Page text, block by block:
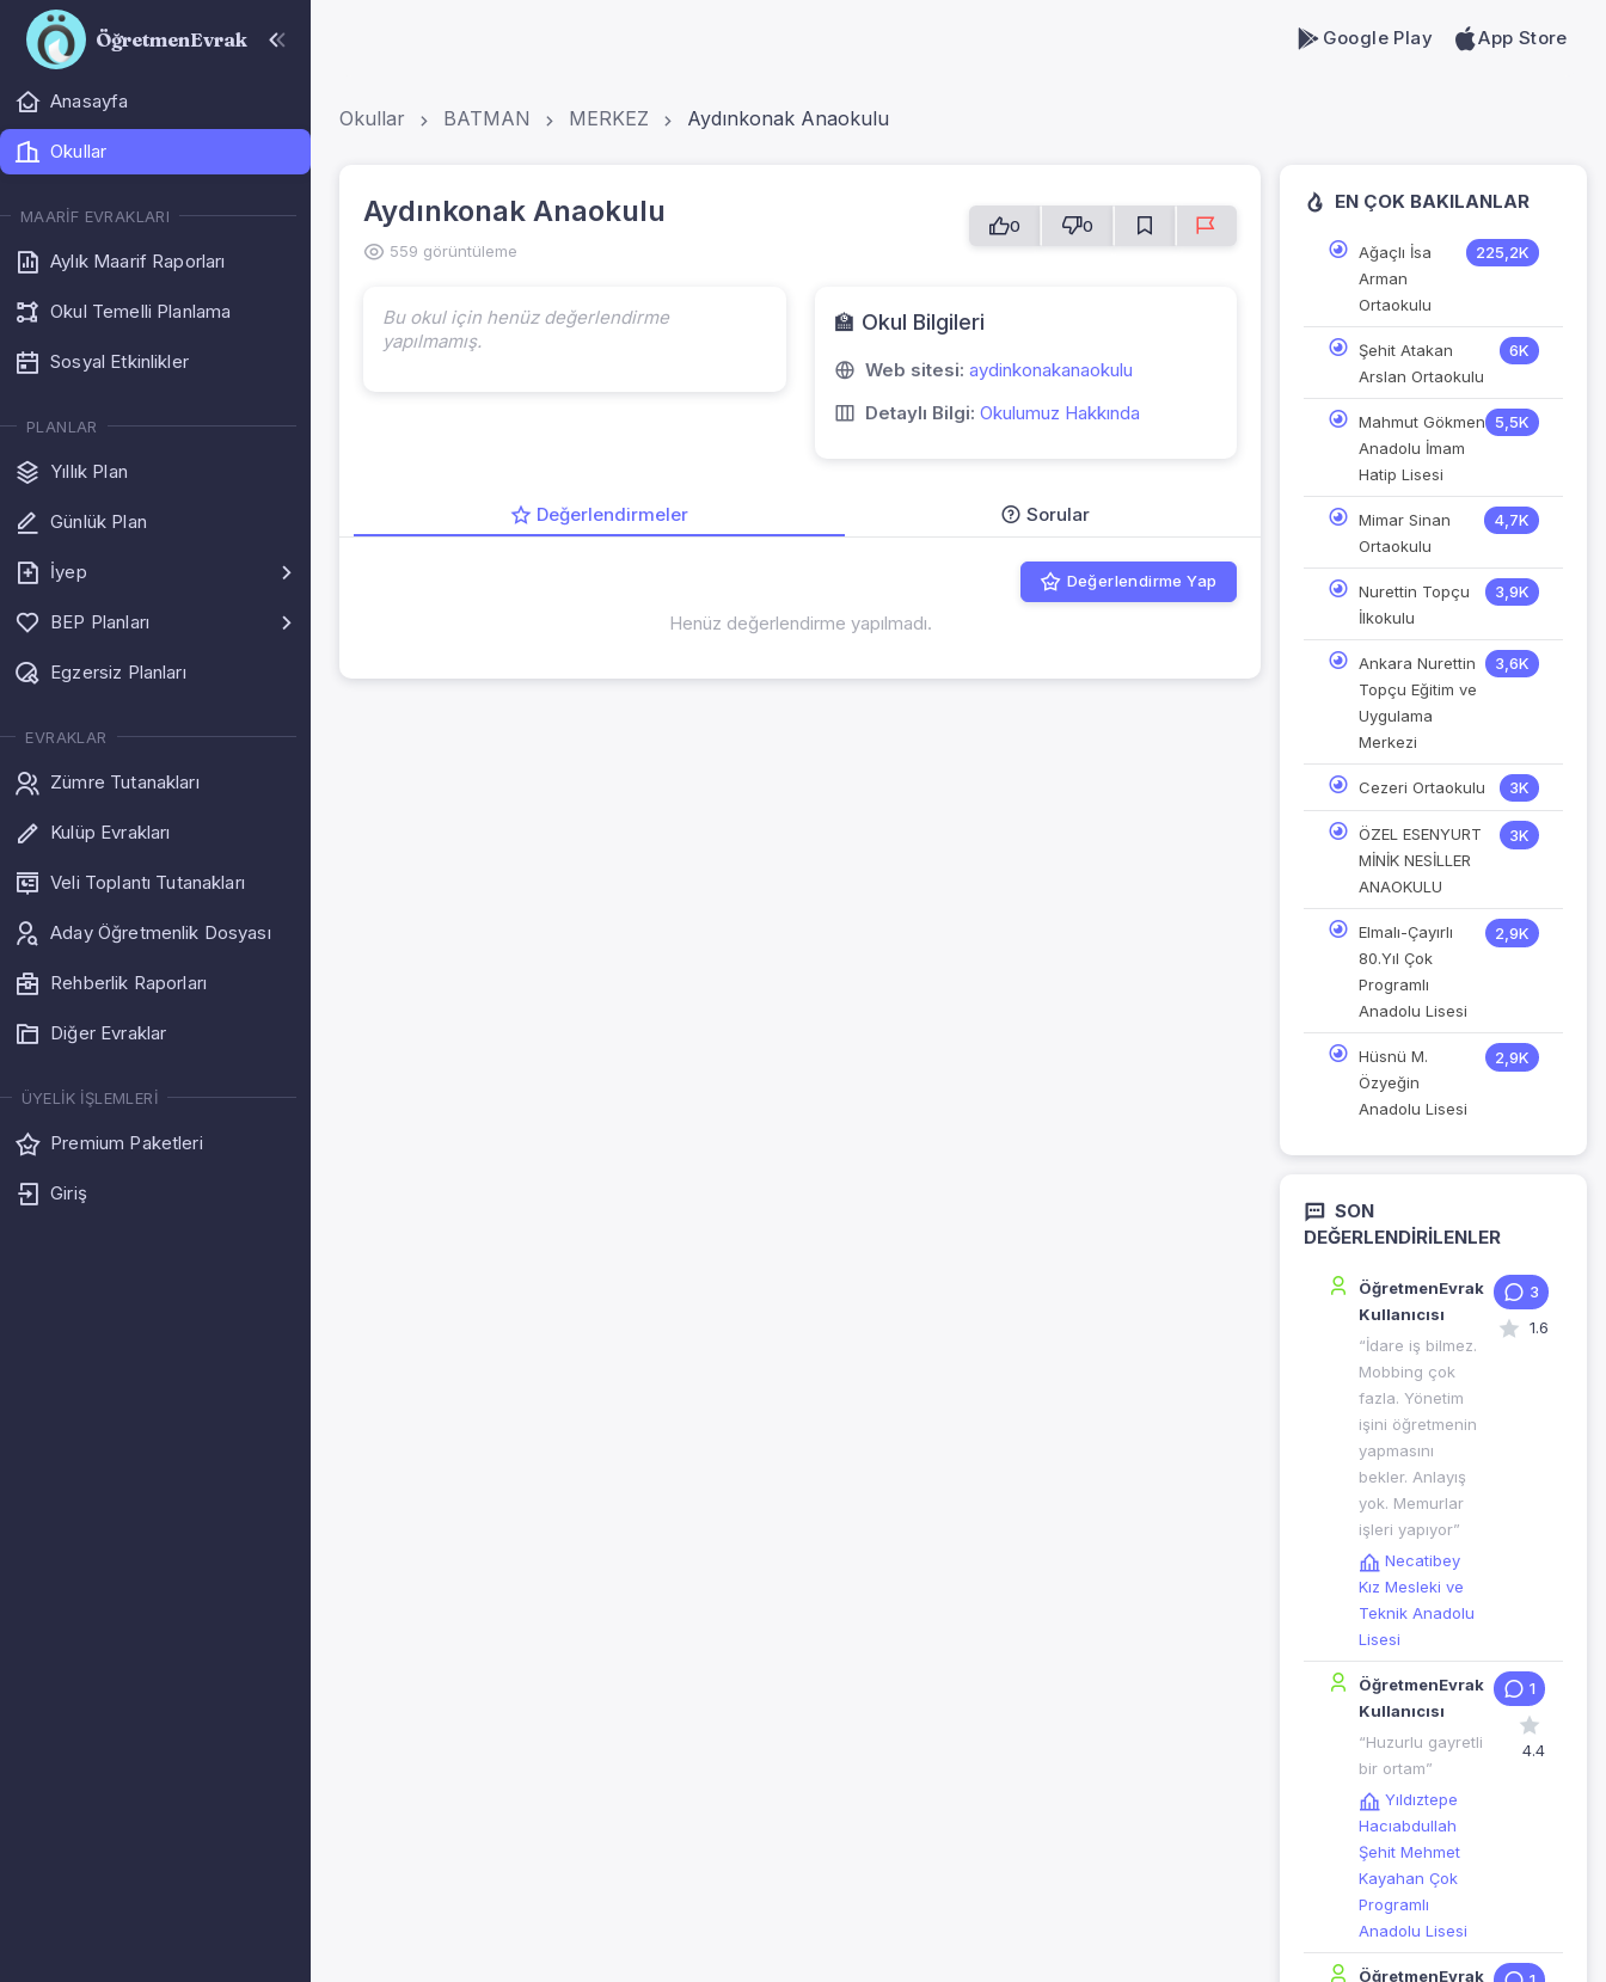
ÖğretmenEvrak
Anasayfa
Okullar
MAARIF EVRAKLARI
Aylık Maarif Raporları
Okul Temelli Planlama
Sosyal Etkinlikler
PLANLAR
Yıllık Plan
Günlük Plan
İyep
BEP Planları
Egzersiz Planları
EVRAKLAR
Zümre Tutanakları
Kulüp Evrakları
Veli Toplantı Tutanakları
Aday Öğretmenlik Dosyası
Rehberlik Raporları
Diğer Evraklar
ÜYELIK İŞLEMLERI
Premium Paketleri
Giriş
Google Play App Store
Okullar BATMAN MERKEZ Aydınkonak Anaokulu
Aydınkonak Anaokulu
559 görüntüleme
0 0
Bu okul için henüz değerlendirme
yapılmamış.
🏫 Okul Bilgileri
Web sitesi: aydinkonakanaokulu
Detaylı Bilgi: Okulumuz Hakkında
Değerlendirmeler Sorular
Değerlendirme Yap
Henüz değerlendirme yapılmadı.
EN ÇOK BAKILANLAR
Ağaçlı İsa
Arman
Ortaokulu
225,2K
Şehit Atakan
Arslan Ortaokulu
6K
Mahmut Gökmen
Anadolu İmam
Hatip Lisesi
5,5K
Mimar Sinan
Ortaokulu
4,7K
Nurettin Topçu
İlkokulu
3,9K
Ankara Nurettin
Topçu Eğitim ve
Uygulama
Merkezi
3,6K
Cezeri Ortaokulu 3K
ÖZEL ESENYURT
MİNİK NESİLLER
ANAOKULU
3K
Elmalı-Çayırlı
80.Yıl Çok
Programlı
Anadolu Lisesi
2,9K
Hüsnü M.
Özyeğin
Anadolu Lisesi
2,9K
SON
DEĞERLENDIRILENLER
ÖğretmenEvrak
Kullanıcısı
“İdare iş bilmez.
Mobbing çok
fazla. Yönetim
işini öğretmenin
yapmasını
bekler. Anlayış
yok. Memurlar
işleri yapıyor”
Necatibey
Kız Mesleki ve
Teknik Anadolu
Lisesi
3
1.6
ÖğretmenEvrak
Kullanıcısı
“Huzurlu gayretli
bir ortam”
Yıldıztepe
Hacıabdullah
Şehit Mehmet
Kayahan Çok
Programlı
Anadolu Lisesi
1
4.4
ÖğretmenEvrak